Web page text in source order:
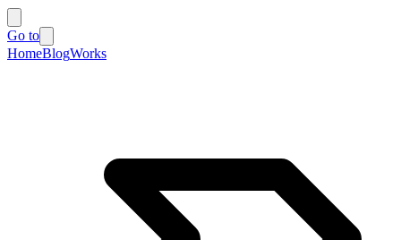
Go to
HomeBlogWorks